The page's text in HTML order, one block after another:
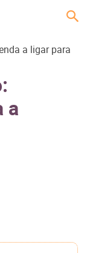
a ligar para
a